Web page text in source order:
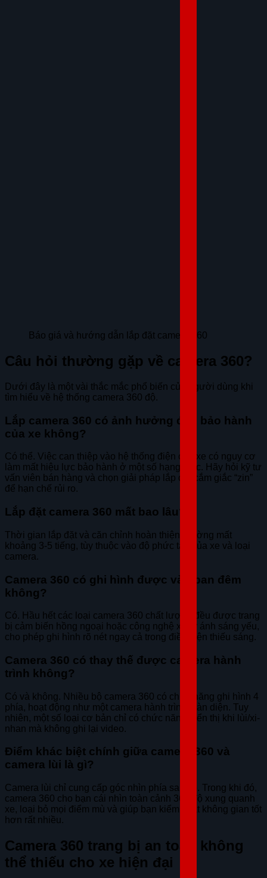
Báo giá và hướng dẫn lắp đặt camera 360
Câu hỏi thường gặp về camera 360?
Dưới đây là một vài thắc mắc phổ biến của người dùng khi
tìm hiểu về hệ thống camera 360 độ.
Lắp camera 360 có ảnh hưởng đến bảo hành
của xe không?
Có thể. Việc can thiệp vào hệ thống điện của xe có nguy cơ
làm mất hiệu lực bảo hành ở một số hạng mục. Hãy hỏi kỹ tư
vấn viên bán hàng và chọn giải pháp lắp đặt cắm giắc “zin”
để hạn chế rủi ro.
Lắp đặt camera 360 mất bao lâu?
Thời gian lắp đặt và căn chỉnh hoàn thiện thường mất
khoảng 3-5 tiếng, tùy thuộc vào độ phức tạp của xe và loại
camera.
Camera 360 có ghi hình được vào ban đêm
không?
Có. Hầu hết các loại camera 360 chất lượng đều được trang
bị cảm biến hồng ngoại hoặc công nghệ xử lý ánh sáng yếu,
cho phép ghi hình rõ nét ngay cả trong điều kiện thiếu sáng.
Camera 360 có thay thế được camera hành
trình không?
Có và không. Nhiều bộ camera 360 có chức năng ghi hình 4
phía, hoạt động như một camera hành trình toàn diện. Tuy
nhiên, một số loại cơ bản chỉ có chức năng hiển thị khi lùi/xi-
nhan mà không ghi lại video.
Điểm khác biệt chính giữa camera 360 và
camera lùi là gì?
Camera lùi chỉ cung cấp góc nhìn phía sau xe. Trong khi đó,
camera 360 cho bạn cái nhìn toàn cảnh 360 độ xung quanh
xe, loại bỏ mọi điểm mù và giúp bạn kiểm soát không gian tốt
hơn rất nhiều.
Camera 360 trang bị an toàn không
thể thiếu cho xe hiện đại